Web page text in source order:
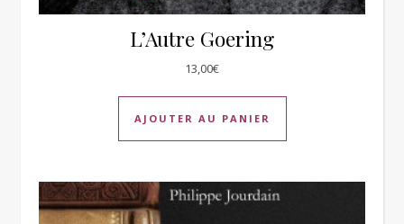
L’Autre Goering
13,00€
AJOUTER AU PANIER